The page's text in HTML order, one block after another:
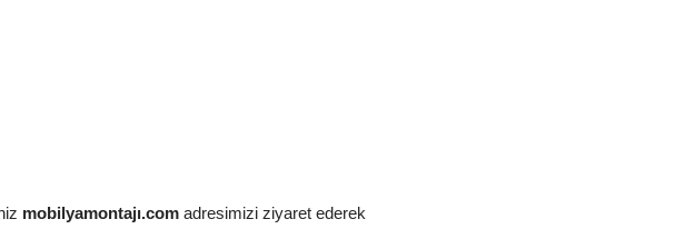
mobilyamontajı.com adresimizi ziyaret ederek